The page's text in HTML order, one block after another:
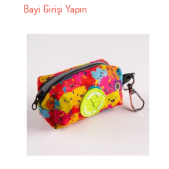
Bayi Girişi Yapın